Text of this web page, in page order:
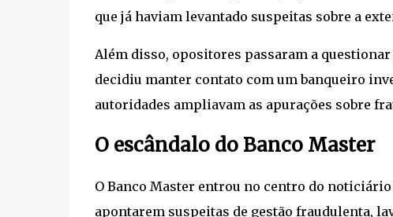
que já haviam levantado suspeitas sobre a
Além disso, opositores passaram a
decidiu manter contato com um banqueiro
autoridades ampliavam as apurações sobre
O escândalo do Banco Master
O Banco Master entrou no centro do
apontarem suspeitas de gestão fraudulenta,